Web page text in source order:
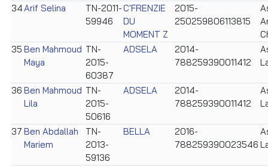
34Arif Selina
TN-2011-
59946
C'FRENZIE
DU
MOMENT Z
2015-
250259806113815
35 Ben Mahmoud
Maya
TN-
2015-
60387
ADSELA
2014-
788259390011412
36 Ben Mahmoud
Lila
TN-
2015-
50616
ADSELA
2014-
788259390011412
37 Ben Abdallah
Mariem
TN-
2013-
59136
BELLA
2016-
788259390023546